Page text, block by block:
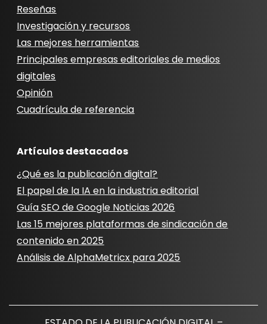
Reseñas
Investigación y recursos
Las mejores herramientas
Principales empresas editoriales de medios
digitales
Opinión
Cuadrícula de referencia
Artículos destacados
¿Qué es la publicación digital?
El papel de la IA en la industria editorial
Guía SEO de Google Noticias 2026
Las 15 mejores plataformas de sindicación de
contenido en 2025
Análisis de AlphaMetricx para 2025